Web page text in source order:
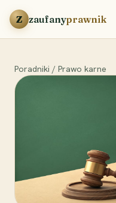
Przejdź do treści
Z zaufanyprawnik
Poradniki / Prawo karne